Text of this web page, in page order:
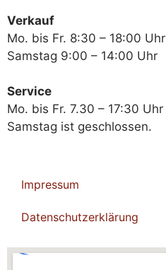
Verkauf
Mo. bis Fr. 8:30 – 18:00 Uhr
Samstag 9:00 – 14:00 Uhr
Service
Mo. bis Fr. 7.30 – 17:30 Uhr
Samstag ist geschlossen.
Impressum
Datenschutzerklärung